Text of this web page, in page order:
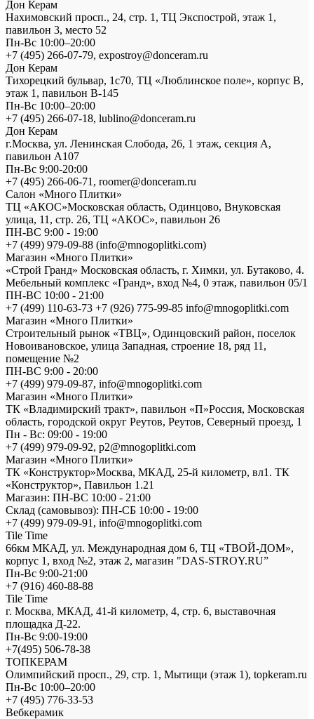
Дон Керам
Нахимовский просп., 24, стр. 1, ТЦ Экспострой, этаж 1,
павильон 3, место 52
Пн-Вс 10:00–20:00
+7 (495) 266-07-79, expostroy@donceram.ru
Дон Керам
Тихорецкий бульвар, 1с70, ТЦ «Люблинское поле», корпус В,
этаж 1, павильон В-145
Пн-Вс 10:00–20:00
+7 (495) 266-07-18, lublino@donceram.ru
Дон Керам
г.Москва, ул. Ленинская Слобода, 26, 1 этаж, секция А,
павильон А107
Пн-Вс 9:00-20:00
+7 (495) 266-06-71, roomer@donceram.ru
Салон «Много Плитки»
ТЦ «АКОС»Московская область, Одинцово, Внуковская
улица, 11, стр. 26, ТЦ «АКОС», павильон 26
ПН-ВС 9:00 - 19:00
+7 (499) 979-09-88 (info@mnogoplitki.com)
Магазин «Много Плитки»
«Строй Гранд» Московская область, г. Химки, ул. Бутаково, 4.
Мебельный комплекс «Гранд», вход №4, 0 этаж, павильон 05/1
ПН-ВС 10:00 - 21:00
+7 (499) 110-63-73 +7 (926) 775-99-85 info@mnogoplitki.com
Магазин «Много Плитки»
Cтроительный рынок «ТВЦ», Одинцовский район, поселок
Новоивановское, улица Западная, строение 18, ряд 11,
помещение №2
ПН-ВС 9:00 - 20:00
+7 (499) 979-09-87, info@mnogoplitki.com
Магазин «Много Плитки»
ТК «Владимирский тракт», павильон «П»Россия, Московская
область, городской округ Реутов, Реутов, Северный проезд, 1
Пн - Вс: 09:00 - 19:00
+7 (499) 979-09-92, p2@mnogoplitki.com
Магазин «Много Плитки»
ТК «Конструктор»Москва, МКАД, 25-й километр, вл1. ТК
«Конструктор», Павильон 1.21
Магазин: ПН-ВС 10:00 - 21:00
Склад (самовывоз): ПН-СБ 10:00 - 19:00
+7 (499) 979-09-91, info@mnogoplitki.com
Tile Time
66км МКАД, ул. Международная дом 6, ТЦ «ТВОЙ-ДОМ»,
корпус 1, вход №2, этаж 2, магазин "DAS-STROY.RU”
Пн-Вс 9:00-21:00
+7 (916) 460-88-88
Tile Time
г. Москва, МКАД, 41-й километр, 4, стр. 6, выставочная
площадка Д-22.
Пн-Вс 9:00-19:00
+7(495) 506-78-38
ТОПКЕРАМ
Олимпийский просп., 29, стр. 1, Мытищи (этаж 1), topkeram.ru
Пн-Вс 10:00–20:00
+7 (495) 776-33-53
Вебкерамик